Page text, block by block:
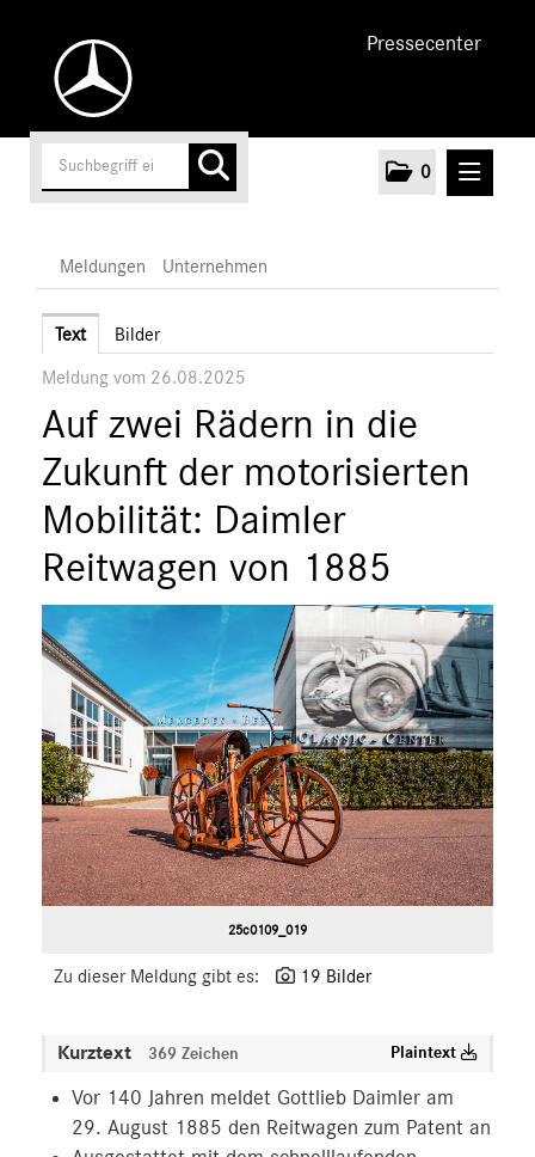
Pressecenter
0
Unternehmen
Marken & Produkte
MEDIA
ÜBER UNS
ANSPRECHPARTNER
Meldungen Unternehmen
Text Bilder
Meldung vom 26.08.2025
Auf zwei Rädern in die
Zukunft der motorisierten
Mobilität: Daimler
Reitwagen von 1885
25c0109_019
Zu dieser Meldung gibt es: 19 Bilder
Kurztext 369 Zeichen Plaintext
Vor 140 Jahren meldet Gottlieb Daimler am
29. August 1885 den Reitwagen zum Patent an